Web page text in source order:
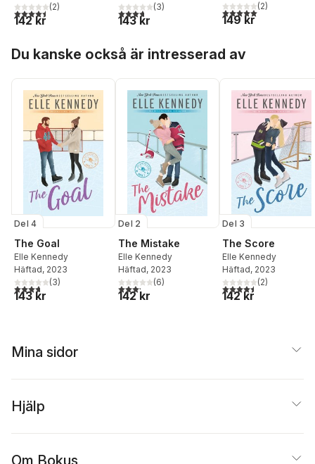
4,5utav 5 stjärnor. Totalt antal röster:
(2)
142 kr
3,7utav 5 stjärnor. Totalt antal röster:
(3)
143 kr
5,0utav 5 stjärnor.
(2)
149 kr
Du kanske också är intresserad av
Del 4
The Goal
Elle Kennedy
Häftad, 2023
3,7utav 5 stjärnor. Totalt antal röster:
(3)
143 kr
Del 2
The Mistake
Elle Kennedy
Häftad, 2023
3,2utav 5 stjärnor. Totalt antal röster:
(6)
142 kr
Del 3
The Score
Elle Kennedy
Häftad, 2023
4,5utav 5 stjärnor.
(2)
142 kr
Mina sidor
Hjälp